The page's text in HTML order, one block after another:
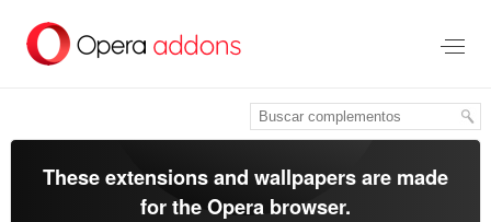
contenido
These extensions and wallpapers are made
for theOpera browser.